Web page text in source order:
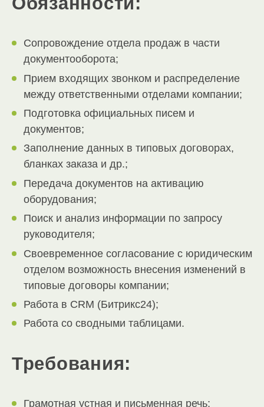
Сопровождение отдела продаж в части
документооборота;
Прием входящих звонком и распределение
между ответственными отделами компании;
Подготовка официальных писем и
документов;
Заполнение данных в типовых договорах,
бланках заказа и др.;
Передача документов на активацию
оборудования;
Поиск и анализ информации по запросу
руководителя;
Своевременное согласование с юридическим
отделом возможность внесения изменений в
типовые договоры компании;
Работа в CRM (Битрикс24);
Работа со сводными таблицами.
Требования:
Грамотная устная и письменная речь;